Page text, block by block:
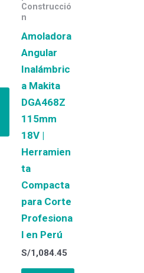
Construcció
n
Amoladora
Angular
Inalámbric
a Makita
DGA468Z
115mm
18V |
Herramien
ta
Compacta
para Corte
Profesiona
l en Perú
S/1,084.45